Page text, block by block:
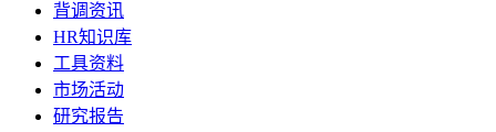
背调资讯
HR知识库
工具资料
市场活动
研究报告